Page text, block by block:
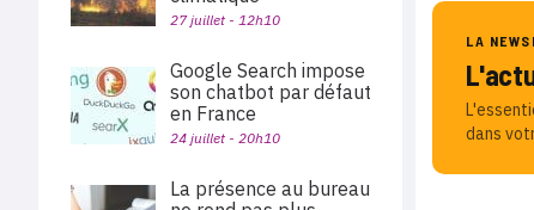
LA
dans
27 juillet - 12h10
Google Search impose
son chatbot par défaut
en France
24 juillet - 20h10
La présence au bureau